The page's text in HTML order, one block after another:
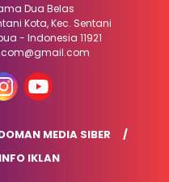
Dua Belas
Kota, Kec. Sentani
- Indonesia 11921
MEDIA SIBER
INFO IKLAN